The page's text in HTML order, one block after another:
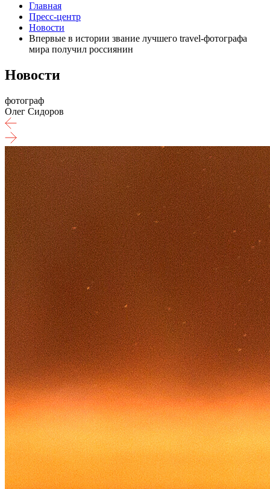
Главная
Пресс-центр
Новости
Впервые в истории звание лучшего travel-фотографа
мира получил россиянин
Новости
фотограф
Олег Сидоров